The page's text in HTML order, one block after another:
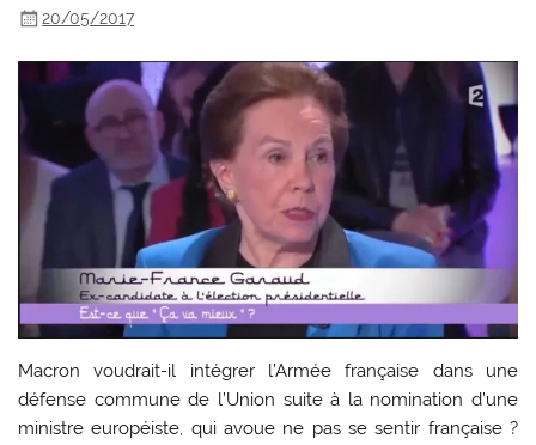
20/05/2017
Macron voudrait-il intégrer l’Armée française dans une
défense commune de l’Union suite à la nomination d’une
ministre européiste, qui avoue ne pas se sentir française ?